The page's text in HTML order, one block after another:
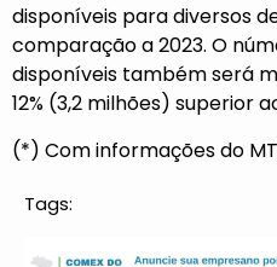
disponíveis para diversos
comparação a 2023. O
disponíveis também será
12% (3,2 milhões) superior
(*) Com informações do
Tags: